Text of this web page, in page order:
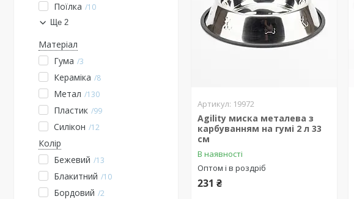
Поїлка 10
Ще 2
Матеріал
Гума 3
Кераміка 8
Метал 130
Пластик 99
Силікон 12
Колір
Бежевий
13
Блакитний 10
Бордовий 2
19972
Agility миска металева з
карбуванням на гумі 2 л 33
см
В наявності
Оптом і в роздріб
231 ₴